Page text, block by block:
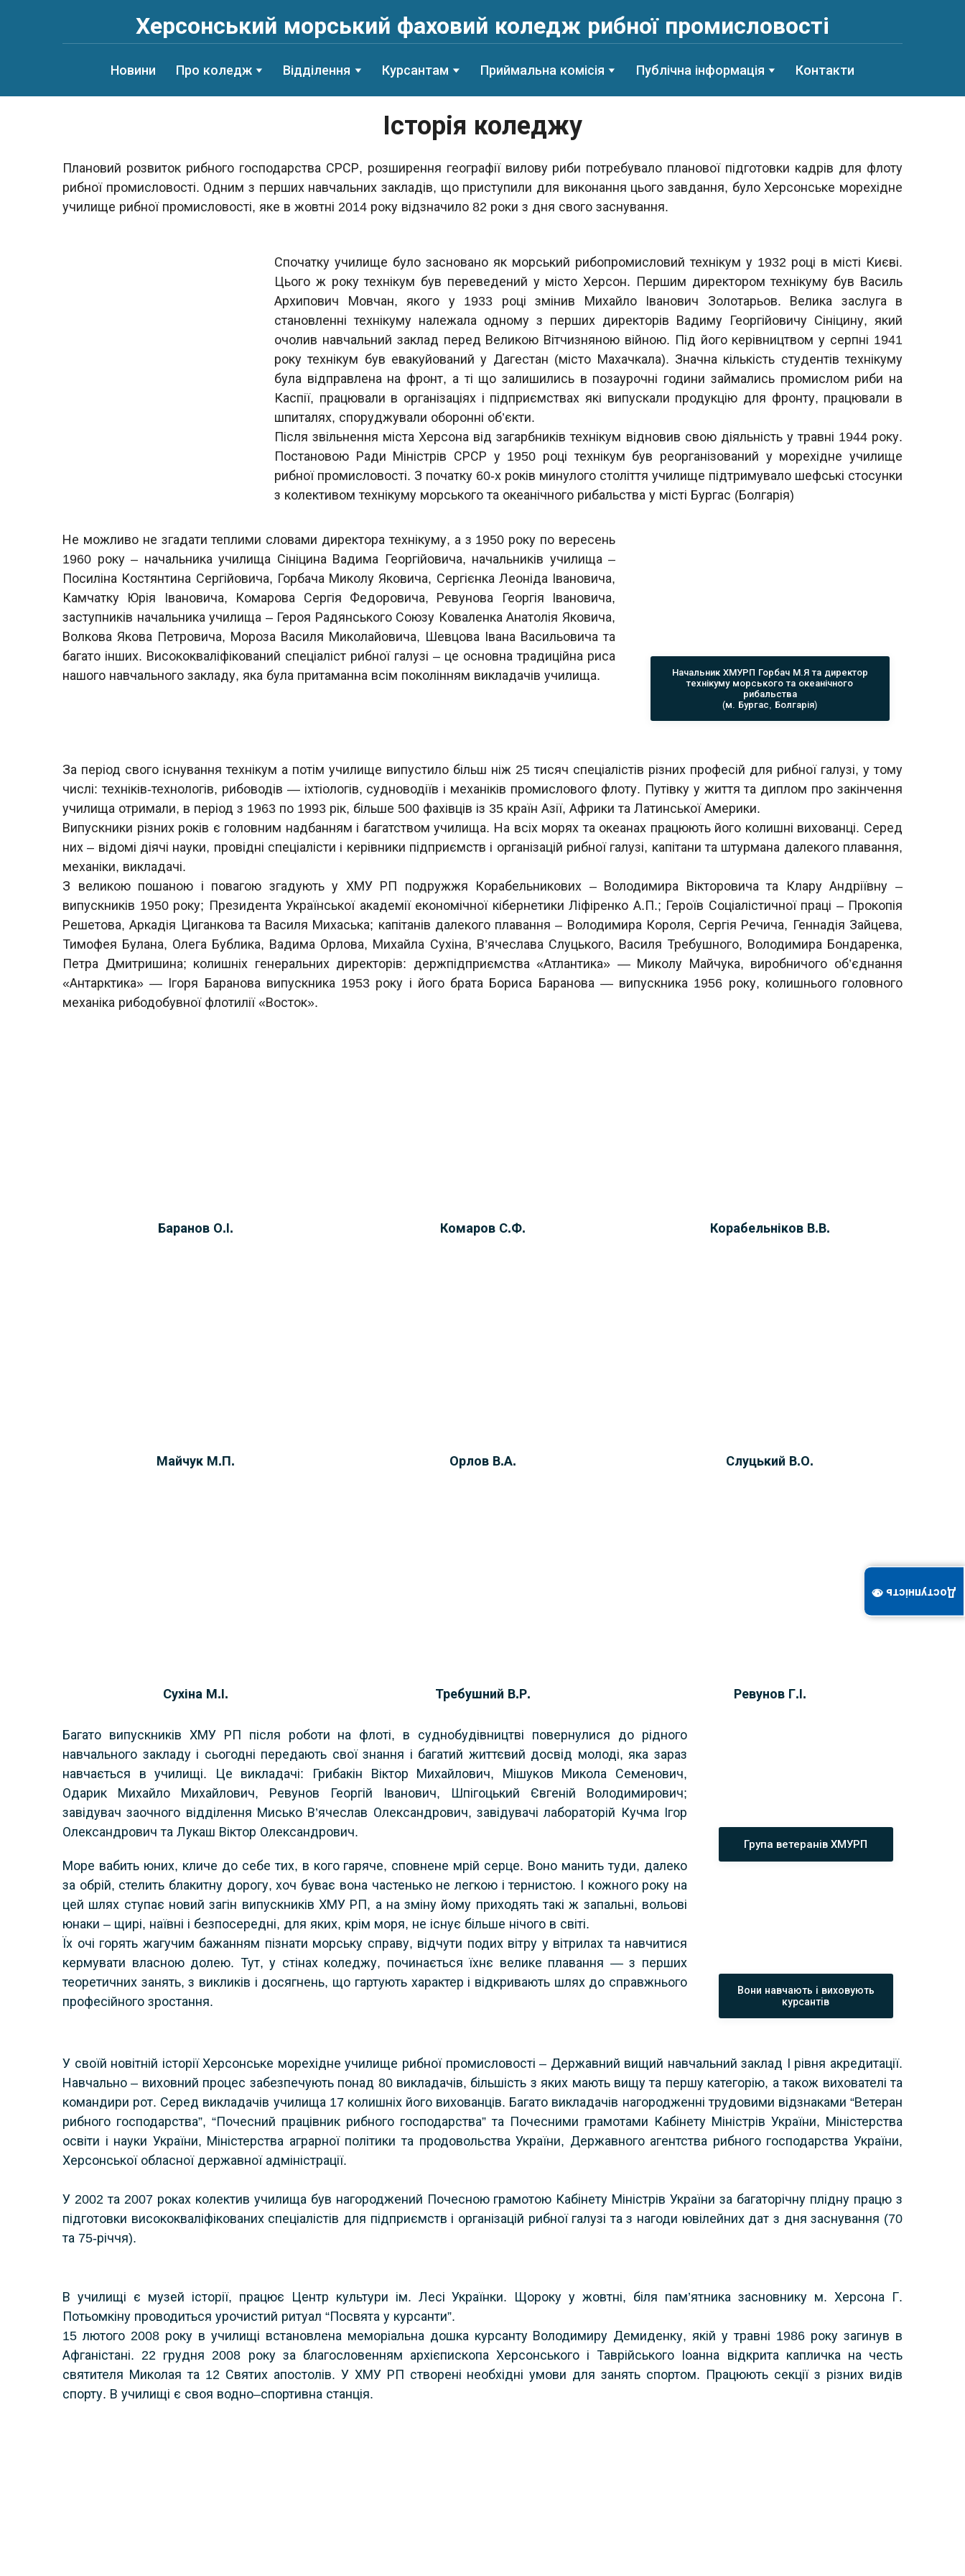
Херсонський морський фаховий коледж рибної промисловості
Новини Про коледж Відділення Курсантам Приймальна комісія Публічна інформація Контакти
Історія коледжу
Плановий розвиток рибного господарства СРСР, розширення географії вилову риби потребувало планової підготовки кадрів для флоту
рибної промисловості. Одним з перших навчальних закладів, що приступили для виконання цього завдання, було Херсонське морехідне
училище рибної промисловості, яке в жовтні 2014 року відзначило 82 роки з дня свого заснування.
Спочатку училище було засновано як морський рибопромисловий технікум у 1932 році в місті Києві.
Цього ж року технікум був переведений у місто Херсон. Першим директором технікуму був Василь
Архипович Мовчан, якого у 1933 році змінив Михайло Іванович Золотарьов. Велика заслуга в
становленні технікуму належала одному з перших директорів Вадиму Георгійовичу Сініцину, який
очолив навчальний заклад перед Великою Вітчизняною війною. Під його керівництвом у серпні 1941
року технікум був евакуйований у Дагестан (місто Махачкала). Значна кількість студентів технікуму
була відправлена на фронт, а ті що залишились в позаурочні години займались промислом риби на
Каспії, працювали в організаціях і підприємствах які випускали продукцію для фронту, працювали в
шпиталях, споруджували оборонні об’єкти.
Після звільнення міста Херсона від загарбників технікум відновив свою діяльність у травні 1944 року.
Постановою Ради Міністрів СРСР у 1950 році технікум був реорганізований у морехідне училище
рибної промисловості. З початку 60-х років минулого століття училище підтримувало шефські стосунки
з колективом технікуму морського та океанічного рибальства у місті Бургас (Болгарія)
Не можливо не згадати теплими словами директора технікуму, а з 1950 року по вересень
1960 року – начальника училища Сініцина Вадима Георгійовича, начальників училища –
Посиліна Костянтина Сергійовича, Горбача Миколу Яковича, Сергієнка Леоніда Івановича,
Камчатку Юрія Івановича, Комарова Сергія Федоровича, Ревунова Георгія Івановича,
заступників начальника училища – Героя Радянського Союзу Коваленка Анатолія Яковича,
Волкова Якова Петровича, Мороза Василя Миколайовича, Шевцова Івана Васильовича та
багато інших. Висококваліфікований спеціаліст рибної галузі – це основна традиційна риса
нашого навчального закладу, яка була притаманна всім поколінням викладачів училища.
Начальник ХМУРП Горбач М.Я та директор
технікуму морського та океанічного
рибальства
(м. Бургас, Болгарія)
За період свого існування технікум а потім училище випустило більш ніж 25 тисяч спеціалістів різних професій для рибної галузі, у тому
числі: техніків-технологів, рибоводів — іхтіологів, судноводіїв і механіків промислового флоту. Путівку у життя та диплом про закінчення
училища отримали, в період з 1963 по 1993 рік, більше 500 фахівців із 35 країн Азії, Африки та Латинської Америки.
Випускники різних років є головним надбанням і багатством училища. На всіх морях та океанах працюють його колишні вихованці. Серед
них – відомі діячі науки, провідні спеціалісти і керівники підприємств і організацій рибної галузі, капітани та штурмана далекого плавання,
механіки, викладачі.
З великою пошаною і повагою згадують у ХМУ РП подружжя Корабельникових – Володимира Вікторовича та Клару Андріївну –
випускників 1950 року; Президента Української академії економічної кібернетики Ліфіренко А.П.; Героїв Соціалістичної праці – Прокопія
Решетова, Аркадія Циганкова та Василя Михаська; капітанів далекого плавання – Володимира Короля, Сергія Речича, Геннадія Зайцева,
Тимофея Булана, Олега Бублика, Вадима Орлова, Михайла Сухіна, В’ячеслава Слуцького, Василя Требушного, Володимира Бондаренка,
Петра Дмитришина; колишніх генеральних директорів: держпідприємства «Атлантика» — Миколу Майчука, виробничого об’єднання
«Антарктика» — Ігоря Баранова випускника 1953 року і його брата Бориса Баранова — випускника 1956 року, колишнього головного
механіка рибодобувної флотилії «Восток».
Баранов О.І. Комаров С.Ф. Корабельніков В.В.
Майчук М.П. Орлов В.А. Слуцький В.О.
Сухіна М.І. Требушний В.Р. Ревунов Г.І.
Багато випускників ХМУ РП після роботи на флоті, в суднобудівництві повернулися до рідного
навчального закладу і сьогодні передають свої знання і багатий життєвий досвід молоді, яка зараз
навчається в училищі. Це викладачі: Грибакін Віктор Михайлович, Мішуков Микола Семенович,
Одарик Михайло Михайлович, Ревунов Георгій Іванович, Шпігоцький Євгеній Володимирович;
завідувач заочного відділення Мисько В’ячеслав Олександрович, завідувачі лабораторій Кучма Ігор
Олександрович та Лукаш Віктор Олександрович.
Море вабить юних, кличе до себе тих, в кого гаряче, сповнене мрій серце. Воно манить туди, далеко
за обрій, стелить блакитну дорогу, хоч буває вона частенько не легкою і тернистою. І кожного року на
цей шлях ступає новий загін випускників ХМУ РП, а на зміну йому приходять такі ж запальні, вольові
юнаки – щирі, наївні і безпосередні, для яких, крім моря, не існує більше нічого в світі.
Їх очі горять жагучим бажанням пізнати морську справу, відчути подих вітру у вітрилах та навчитися
кермувати власною долею. Тут, у стінах коледжу, починається їхнє велике плавання — з перших
теоретичних занять, з викликів і досягнень, що гартують характер і відкривають шлях до справжнього
професійного зростання.
Група ветеранів ХМУРП
Вони навчають і виховують
курсантів
У своїй новітній історії Херсонське морехідне училище рибної промисловості – Державний вищий навчальний заклад І рівня акредитації.
Навчально – виховний процес забезпечують понад 80 викладачів, більшість з яких мають вищу та першу категорію, а також вихователі та
командири рот. Серед викладачів училища 17 колишніх його вихованців. Багато викладачів нагородженні трудовими відзнаками “Ветеран
рибного господарства”, “Почесний працівник рибного господарства” та Почесними грамотами Кабінету Міністрів України, Міністерства
освіти і науки України, Міністерства аграрної політики та продовольства України, Державного агентства рибного господарства України,
Херсонської обласної державної адміністрації.
У 2002 та 2007 роках колектив училища був нагороджений Почесною грамотою Кабінету Міністрів України за багаторічну плідну працю з
підготовки висококваліфікованих спеціалістів для підприємств і організацій рибної галузі та з нагоди ювілейних дат з дня заснування (70
та 75-річчя).
В училищі є музей історії, працює Центр культури ім. Лесі Українки. Щороку у жовтні, біля пам’ятника засновнику м. Херсона Г.
Потьомкіну проводиться урочистий ритуал “Посвята у курсанти”.
15 лютого 2008 року в училищі встановлена меморіальна дошка курсанту Володимиру Демиденку, якій у травні 1986 року загинув в
Афганістані. 22 грудня 2008 року за благословенням архієпископа Херсонського і Таврійського Іоанна відкрита капличка на честь
святителя Миколая та 12 Святих апостолів. У ХМУ РП створені необхідні умови для занять спортом. Працюють секції з різних видів
спорту. В училищі є своя водно–спортивна станція.
Доступність 👁